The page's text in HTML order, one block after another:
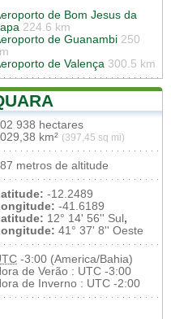
de Bom Jesus da
224.6 km
de Guanambi 250
de Valença 300.5 km
938 hectares
km² (397,45 sq mi)
metros de altitude
-12.2489
-41.6189
12° 14' 56'' Sul,
41° 37' 8'' Oeste
-3:00 (America/Bahia)
de Verão : UTC -3:00
de Inverno : UTC -2:00